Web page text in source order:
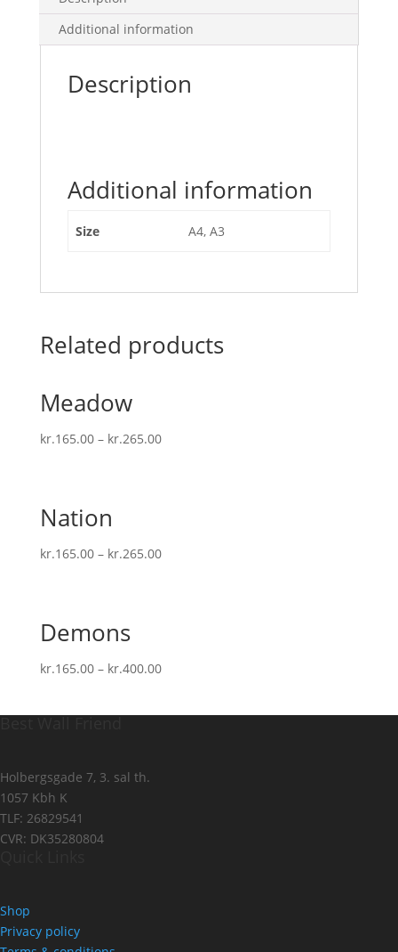
Additional information
Description
Additional information
Size A4, A3
Related products
Meadow
kr.165.00– kr.265.00
Nation
kr.165.00– kr.265.00
Demons
kr.165.00– kr.400.00
Holbergsgade 7, 3. sal th.
1057 Kbh K
TLF: 26829541
CVR: DK35280804
Shop
Privacy policy